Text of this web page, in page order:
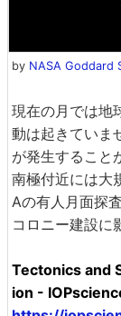
by NASA Goddard
現在の月では地
動は起きていま
が発生すること
南極付近には大
Aの有人月面探
コロニー建設に
Tectonics and
ion -